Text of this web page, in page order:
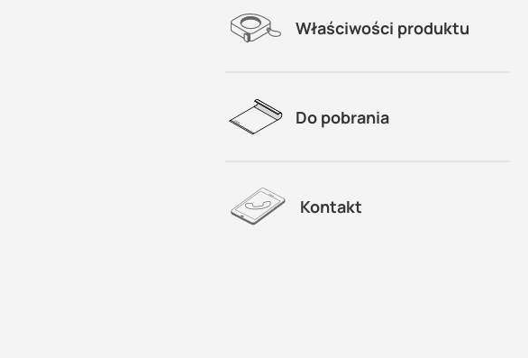
Właściwości produktu
Do pobrania
Kontakt